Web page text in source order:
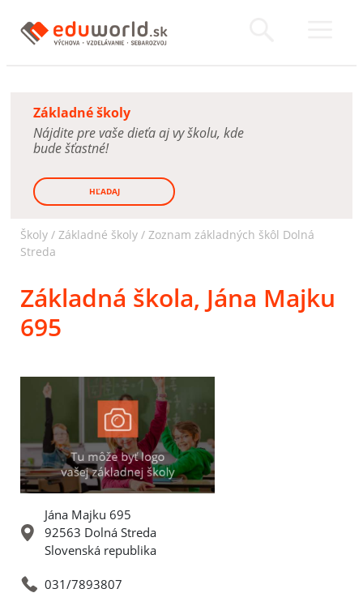
Základné školy
Nájdite pre vaše dieťa aj vy školu, kde
bude šťastné!
HĽADAJ
Školy / Základné školy / Zoznam základných škôl Dolná
Streda
Základná škola, Jána Majku
695
Jána Majku 695
92563 Dolná Streda
Slovenská republika
031/7893807